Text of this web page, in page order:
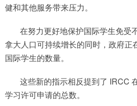
健和其他服务带来压力。
在努力更好地保护国际学生免受
拿大人口可持续增长的同时，政府正
国际学生的数量。
这些新的指示相反提到了 IRCC
学习许可申请的总数。